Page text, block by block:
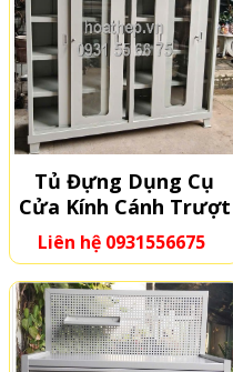
Tủ Đựng Dụng Cụ
Cửa Kính Cánh Trượt
4 Cánh
Liên hệ 0931556675